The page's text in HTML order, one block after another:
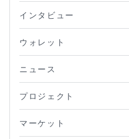
インタビュー
ウォレット
ニュース
プロジェクト
マーケット